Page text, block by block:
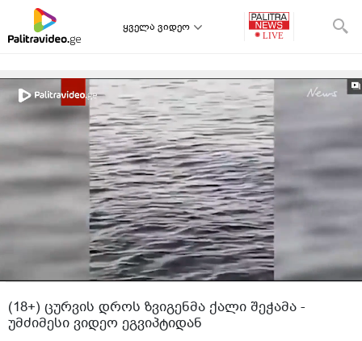
ყველა ვიდეო
(18+) ცურვის დროს ზვიგენმა ქალი შეჭამა -
უმძიმესი ვიდეო ეგვიპტიდან